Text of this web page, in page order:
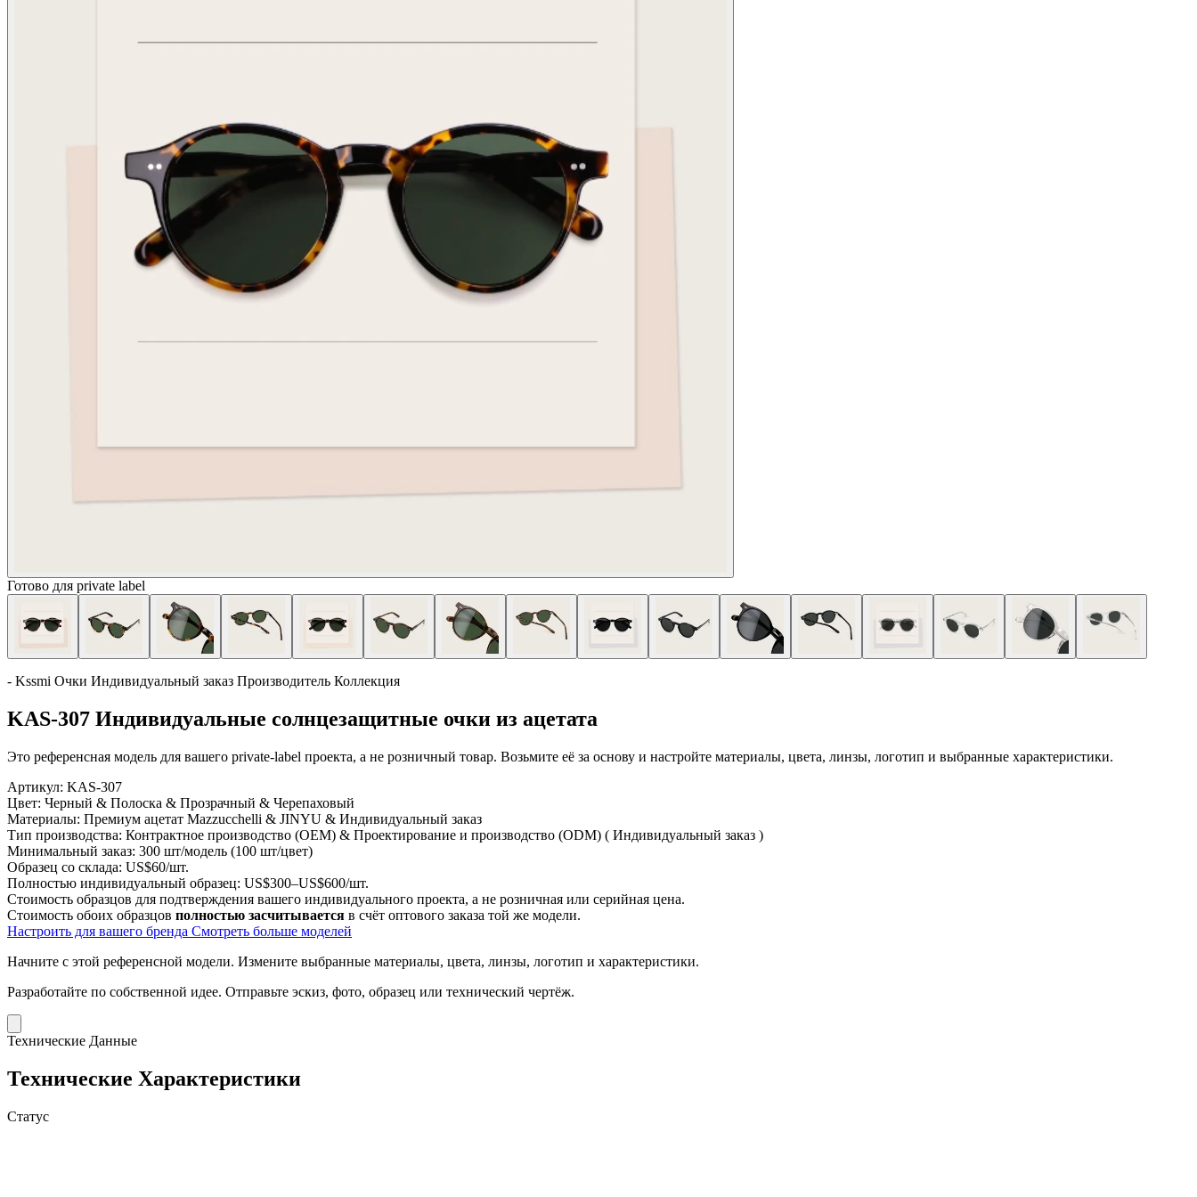
Готово для private label
- Kssmi Очки Индивидуальный заказ Производитель Коллекция
KAS-307 Индивидуальные солнцезащитные очки из ацетата
Это референсная модель для вашего private-label проекта, а не розничный товар. Возьмите её за основу и настройте материалы, цвета, линзы, логотип и выбранные характеристики.
Артикул: KAS-307
Цвет: Черный & Полоска & Прозрачный & Черепаховый
Материалы: Премиум ацетат Mazzucchelli & JINYU & Индивидуальный заказ
Тип производства: Контрактное производство (OEM) & Проектирование и производство (ODM) ( Индивидуальный заказ )
Минимальный заказ: 300 шт/модель (100 шт/цвет)
Образец со склада: US$60/шт.
Полностью индивидуальный образец: US$300–US$600/шт.
Стоимость образцов для подтверждения вашего индивидуального проекта, а не розничная или серийная цена.
Стоимость обоих образцов полностью засчитывается в счёт оптового заказа той же модели.
Настроить для вашего бренда Смотреть больше моделей
Начните с этой референсной модели. Измените выбранные материалы, цвета, линзы, логотип и характеристики.
Разработайте по собственной идее. Отправьте эскиз, фото, образец или технический чертёж.
Технические Данные
Технические Характеристики
Статус